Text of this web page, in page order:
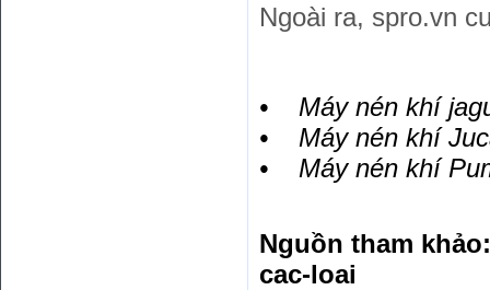
Ngoài ra, spro.vn
• Máy nén khí
• Máy nén khí
• Máy nén khí
Nguồn tham
cac-loai